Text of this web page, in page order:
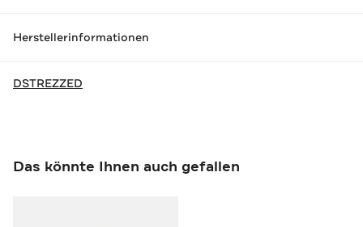
Herstellerinformationen
DSTREZZED
Das könnte Ihnen auch gefallen